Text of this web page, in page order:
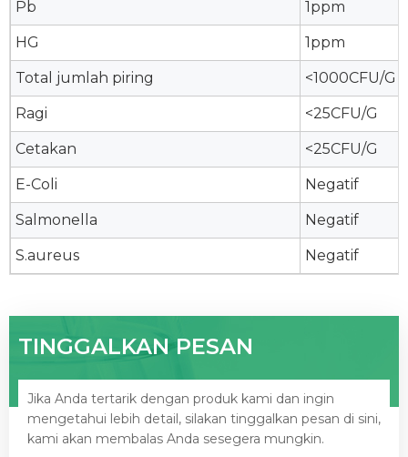
Pb 1ppm
HG 1ppm
Total jumlah piring <1000CFU/G
Ragi <25CFU/G
Cetakan <25CFU/G
E-Coli Negatif
Salmonella Negatif
S.aureus Negatif
TINGGALKAN PESAN
Jika Anda tertarik dengan produk kami dan ingin
mengetahui lebih detail, silakan tinggalkan pesan di sini,
kami akan membalas Anda sesegera mungkin.